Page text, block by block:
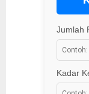
Jumlah
Kadar